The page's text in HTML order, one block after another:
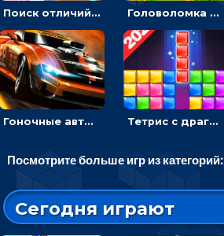
Поиск отличий на картинках с детьми - головоломка Головоломка Звери-малыши: открывай карточки по очереди, чтобы найти одинаковые
Гоночные авто в пазлах: разбей картинку и собери снова Тетрис с драгоценными камнями: расставляй блоки, чтобы получить линию - головоломка
Посмотрите больше игр из категорий:
Сегодня играют